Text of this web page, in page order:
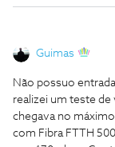
Guimas
Não possuo
realizei um teste
chegava no
com Fibra FTTH